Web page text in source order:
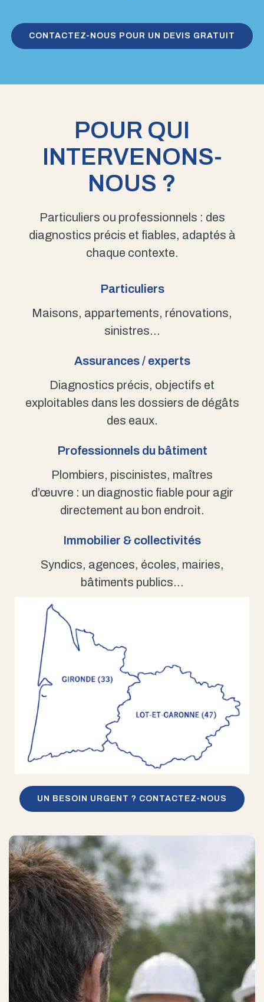
CONTACTEZ-NOUS POUR UN DEVIS GRATUIT
POUR QUI
INTERVENONS-
NOUS ?
Particuliers ou professionnels : des
diagnostics précis et fiables, adaptés à
chaque contexte.
Particuliers
Maisons, appartements, rénovations,
sinistres…
Assurances / experts
Diagnostics précis, objectifs et
exploitables dans les dossiers de dégâts
des eaux.
Professionnels du bâtiment
Plombiers, piscinistes, maîtres
d’œuvre : un diagnostic fiable pour agir
directement au bon endroit.
Immobilier & collectivités
Syndics, agences, écoles, mairies,
bâtiments publics…
UN BESOIN URGENT ? CONTACTEZ-NOUS